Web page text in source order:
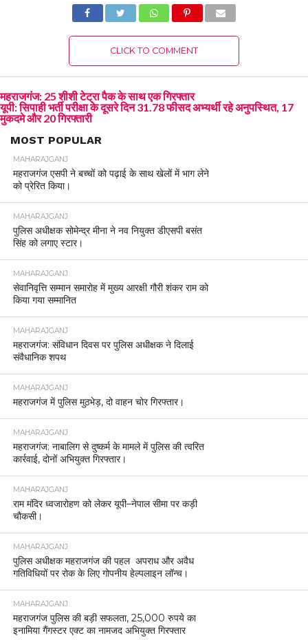
CLICK TO COMMENT
महराजगंज: 25 शीशी टेट्रा पैक के साथ एक गिरफ्तार
यूपी: सिपाही भर्ती परीक्षा के दूसरे दिन 31.78 फीसद अभ्यर्थी रहे अनुपस्थित, 17
मुकदमे और 20 गिरफ्तारी
MOST POPULAR
MAHARAJGANJ
महराजगंज एसपी ने बच्चों को पढ़ाई के साथ खेलों में भाग लेने
को प्रेरित किया।
MAHARAJGANJ
पुलिस अधीक्षक सोमेन्द्र मीना ने नव नियुक्त डीएसपी बसंत
सिंह को लगाए स्टार।
MAHARAJGANJ
सेवानिवृत्ति सम्मान समारोह में मुख्य आरक्षी गौरी शंकर राम को
किया गया सम्मानित
MAHARAJGANJ
महराजगंज: संविधान दिवस पर पुलिस अधीक्षक ने दिलाई
संवैधानिक शपथ
MAHARAJGANJ
महराजगंज में पुलिस मुठभेड़, दो वाहन चोर गिरफ्तार।
MAHARAJGANJ
महराजगंज: नाबालिग से दुष्कर्म के मामले में पुलिस की त्वरित
कार्रवाई, दोनों अभियुक्त गिरफ्तार।
MAHARAJGANJ
राम मंदिर ध्वजारोहण को लेकर यूपी–नेपाल सीमा पर कड़ी
चौकसी।
MAHARAJGANJ
पुलिस अधीक्षक महराजगंज की पहल अपराध और अवैध
गतिविधियों पर रोक के लिए गोपनीय हेल्पलाइन लॉन्च।
MAHARAJGANJ
महराजगंज पुलिस की बड़ी सफलता, 25,000 रुपये का
इनामिया गैंगस्टर एक्ट का नामजद अभियुक्त गिरफ्तार